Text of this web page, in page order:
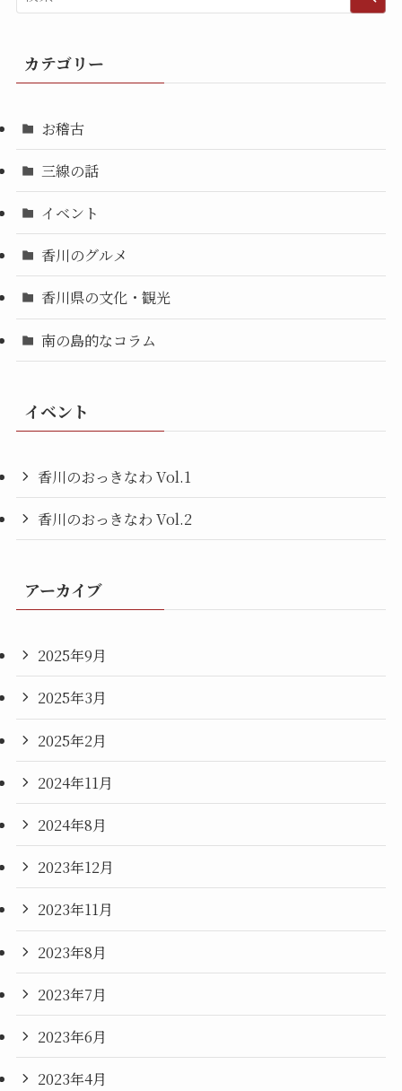
カテゴリー
お稽古
三線の話
イベント
香川のグルメ
香川県の文化・観光
南の島的なコラム
イベント
香川のおっきなわ Vol.1
香川のおっきなわ Vol.2
アーカイブ
2025年9月
2025年3月
2025年2月
2024年11月
2024年8月
2023年12月
2023年11月
2023年8月
2023年7月
2023年6月
2023年4月